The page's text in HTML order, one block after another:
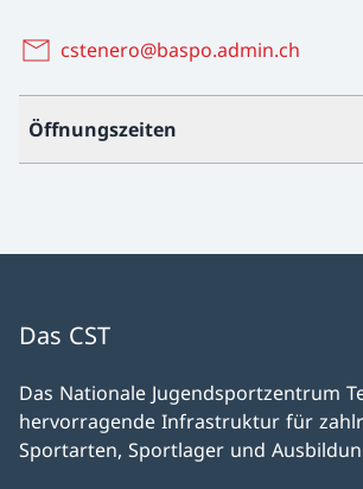
cstenero@baspo.admin.ch
Öffnungszeiten
Das CST
Das Nationale Jugendsportzentrum
hervorragende Infrastruktur für
Sportarten, Sportlager und